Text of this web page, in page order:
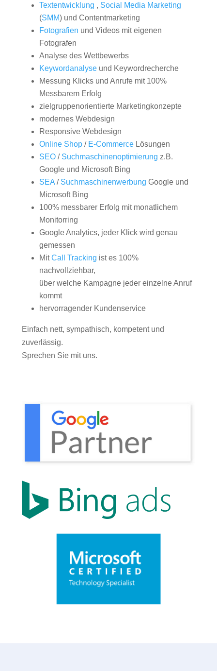
Textentwicklung , Social Media Marketing
(SMM) und Contentmarketing
Fotografien und Videos mit eigenen
Fotografen
Analyse des Wettbewerbs
Keywordanalyseund Keywordrecherche
Messung Klicks und Anrufe mit 100%
Messbarem Erfolg
zielgruppenorientierte Marketingkonzepte
modernes Webdesign
Responsive Webdesign
Online Shop/ E-CommerceLösungen
SEO/ Suchmaschinenoptimierung z.B.
Google und Microsoft Bing
SEA/ Suchmaschinenwerbung Google und
Microsoft Bing
100% messbarer Erfolg mit monatlichem
Monitorring
Google Analytics, jeder Klick wird genau
gemessen
MitCall Tracking ist es 100%
nachvollziehbar,
über welche Kampagne jeder einzelne Anruf
kommt
hervorragender Kundenservice
Einfach nett, sympathisch, kompetent und
zuverlässig.
Sprechen Sie mit uns.